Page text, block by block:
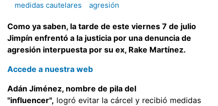
medidas cautelares
agresión
Como ya saben, la tarde de este viernes 7 de julio
Jimpín enfrentó a la justicia por una denuncia de
agresión interpuesta por su ex, Rake Martínez.
Accede a nuestra web
Adán Jiménez, nombre de pila del
"influencer", logró evitar la cárcel y recibió medidas